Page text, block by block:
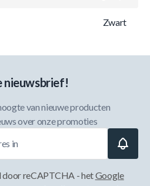
Zwart
nieuwsbrief!
van nieuwe producten
over onze promoties
reCAPTCHA - hetGoogle